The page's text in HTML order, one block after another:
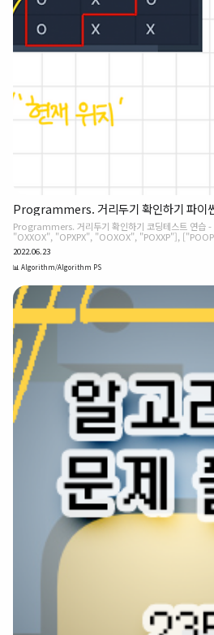
Programmers. 거리두기 확인하기 파이
Programmers. 거리두기 확인하기 코딩테스트 연습
"OXXOX", "OPXPX", "OOXOX", "POXXP"],
"OOOPP"], ["PXOPX", "OXOXP", "OXPOX",
"XOOOX", "OOOXX", "OXOOX", "OOOOO"],
"PXPXP"]] [1, 0, 1, 1, 1] programmers.co.kr [파이
시자들은 ..
2022.06.23
📊 Algorithm/Algorithm PS